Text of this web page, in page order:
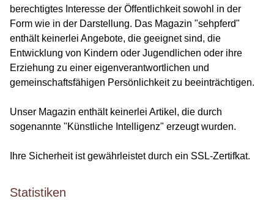
berechtigtes Interesse der Öffentlichkeit sowohl in der
Form wie in der Darstellung. Das Magazin "sehpferd"
enthält keinerlei Angebote, die geeignet sind, die
Entwicklung von Kindern oder Jugendlichen oder ihre
Erziehung zu einer eigenverantwortlichen und
gemeinschaftsfähigen Persönlichkeit zu beeinträchtigen.
Unser Magazin enthält keinerlei Artikel, die durch
sogenannte "Künstliche Intelligenz" erzeugt wurden.
Ihre Sicherheit ist gewährleistet durch ein SSL-Zertifkat.
Statistiken